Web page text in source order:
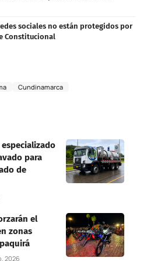
sociales no están protegidos por
Constitucional
Cundinamarca
para
de
el
zonas
2026